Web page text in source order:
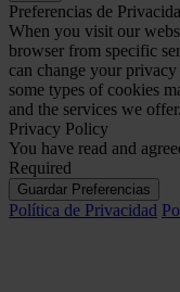
Preferencias de
When you visit our
browser from specific
can change your
some types of cookies
and the services we offer.
Privacy Policy
You have read and
Required
Guardar Preferencias
Política de Privacidad